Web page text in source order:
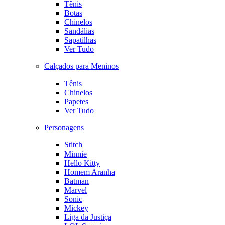
Tênis
Botas
Chinelos
Sandálias
Sapatilhas
Ver Tudo
Calçados para Meninos
Tênis
Chinelos
Papetes
Ver Tudo
Personagens
Stitch
Minnie
Hello Kitty
Homem Aranha
Batman
Marvel
Sonic
Mickey
Liga da Justiça